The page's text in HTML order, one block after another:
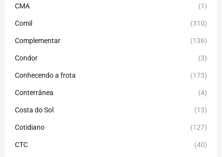
CMA (1)
Comil (310)
Complementar (136)
Condor (3)
Conhecendo a frota (173)
Conterrânea (4)
Costa do Sol (13)
Cotidiano (127)
CTC (40)